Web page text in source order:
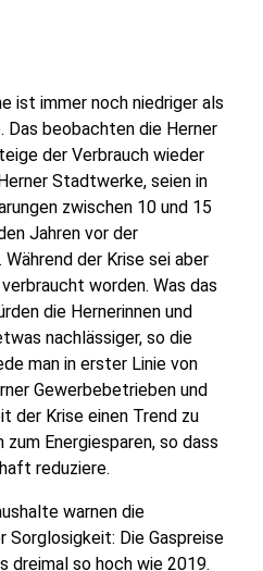
ist immer noch niedriger als
Das beobachten die Herner
der Verbrauch wieder
Stadtwerke, seien in
zwischen 10 und 15
Jahren vor der
Während der Krise sei aber
worden. Was das
die Hernerinnen und
nachlässiger, so die
man in erster Linie von
Gewerbebetrieben und
der Krise einen Trend zu
Energiesparen, so dass
reduziere.
warnen die
Die Gaspreise
dreimal so hoch wie 2019.